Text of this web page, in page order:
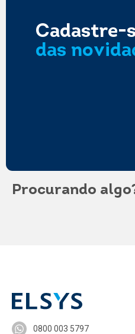
Cadastre-
das
Procurando
0800 003 5797